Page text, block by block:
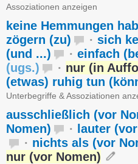
Assoziationen anzeigen
keine Hemmungen
zögern (zu)
· sich
(und ...)
· einfach
(ugs.) · nur (in
(etwas) ruhig tun
Unterbegriffe & Assoziationen
ausschließlich (vor
Nomen)
· lauter
· nichts als (vor
nur (vor Nomen)